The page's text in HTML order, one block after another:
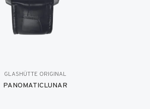
GLASHÜTTE ORIGINAL
PANOMATICLUNAR